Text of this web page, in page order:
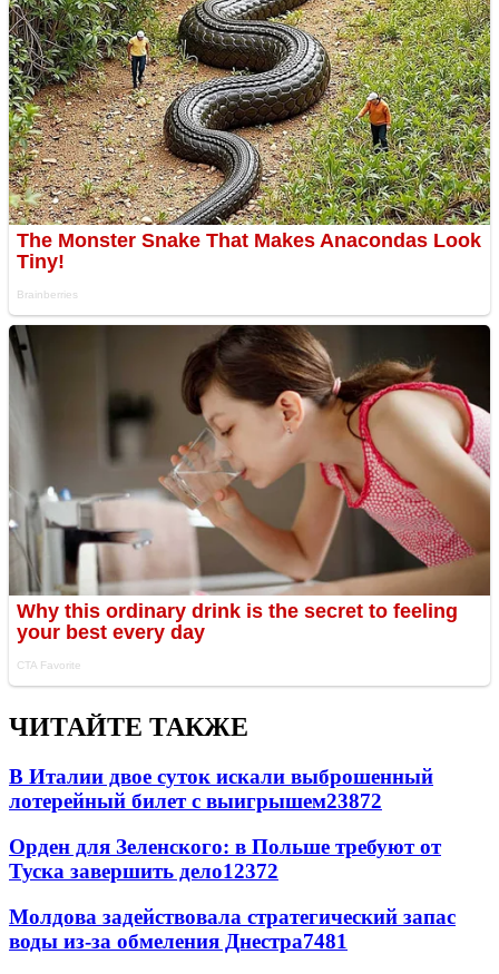
ЧИТАЙТЕ ТАКЖЕ
В Италии двое суток искали выброшенный
лотерейный билет с выигрышем23872
Орден для Зеленского: в Польше требуют от
Туска завершить дело12372
Молдова задействовала стратегический запас
воды из-за обмеления Днестра7481